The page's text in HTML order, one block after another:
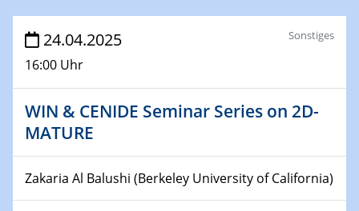
Veranstaltungen
30.11.-0001 - 06.02.2025
SFB/TRR 247 Seminar
08.01.2025
world
24.04.2025
16:00 Uhr
Sonstiges
WIN & CENIDE Seminar Series on 2D-
MATURE
Zakaria Al Balushi (Berkeley University of California)